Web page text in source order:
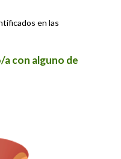
en las
con alguno de